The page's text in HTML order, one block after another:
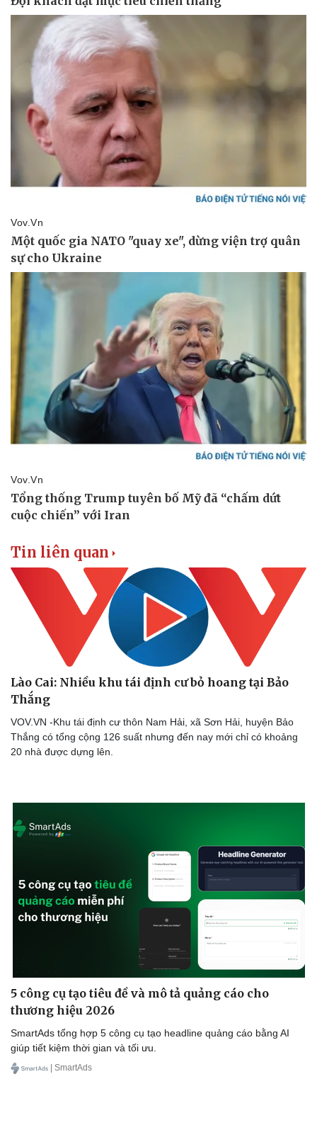
Doanh nghiệp
Thông tin doanh nghiệp
Doanh nghiệp 24h
Doanh nhân
Vì cộng đồng
Sức khỏe
Tin liên quan
Lào Cai: Nhiều khu tái định cư bỏ hoang tại Bảo
Thắng
VOV.VN -Khu tái định cư thôn Nam Hải, xã Sơn Hải, huyện Bảo
Thắng có tổng cộng 126 suất nhưng đến nay mới chỉ có khoảng
20 nhà được dựng lên.
5 công cụ tạo tiêu đề và mô tả quảng cáo cho
thương hiệu 2026
SmartAds tổng hợp 5 công cụ tạo headline quảng cáo bằng AI
giúp tiết kiệm thời gian và tối ưu.
| SmartAds